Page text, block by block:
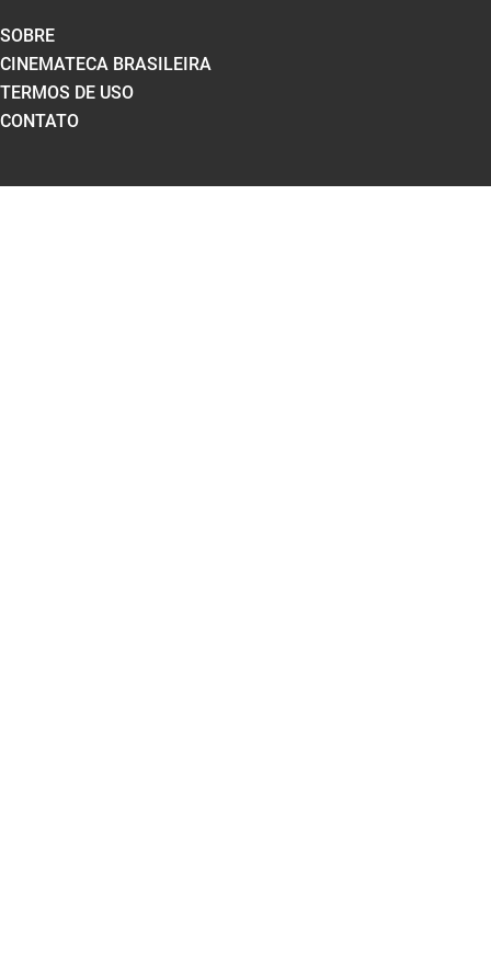
SOBRE
CINEMATECA BRASILEIRA
TERMOS DE USO
CONTATO